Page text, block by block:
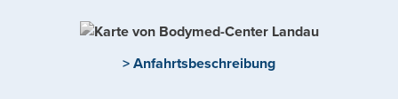
> Anfahrtsbeschreibung